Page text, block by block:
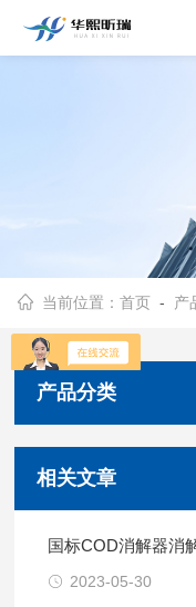
当前位置：首页 - 产
产品分类
相关文章
国标COD消解器消
2023-05-30